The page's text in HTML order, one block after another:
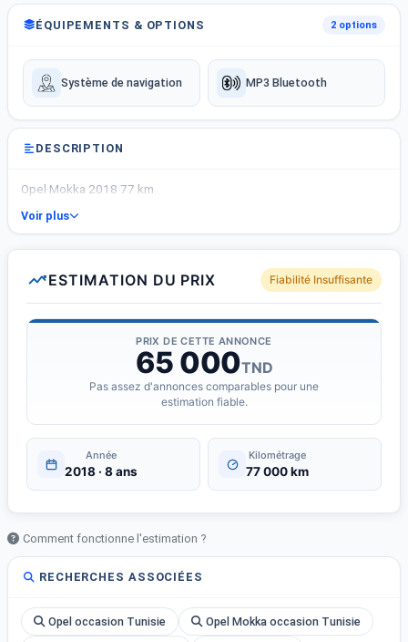
ÉQUIPEMENTS & OPTIONS 2 options
Système de navigation MP3 Bluetooth
DESCRIPTION
Opel Mokka 2018 77 km
Voir plus
ESTIMATION DU PRIX Fiabilité Insuffisante
PRIX DE CETTE ANNONCE
65 000TND
Pas assez d'annonces comparables pour une
estimation fiable.
Année
2018 · 8 ans
Kilométrage
77 000 km
Comment fonctionne l'estimation ?
RECHERCHES ASSOCIÉES
Opel occasion Tunisie Opel Mokka occasion Tunisie